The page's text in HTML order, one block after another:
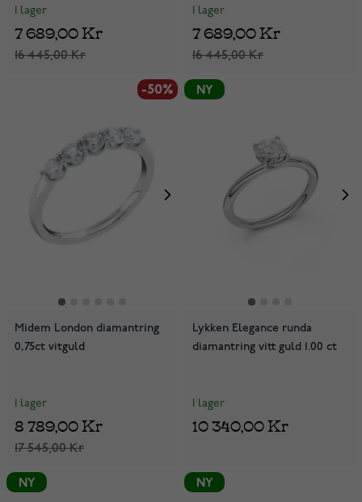
I lager
16 445,00 Kr
7 689,00 Kr
I lager
16 445,00 Kr
7 689,00 Kr
-50%
Midem London diamantring
0,75ct vitguld
I lager
17 545,00 Kr
8 789,00 Kr
NY
Lykken Elegance runda
diamantring vitt guld 1.00 ct
I lager
10 340,00 Kr
NY NY